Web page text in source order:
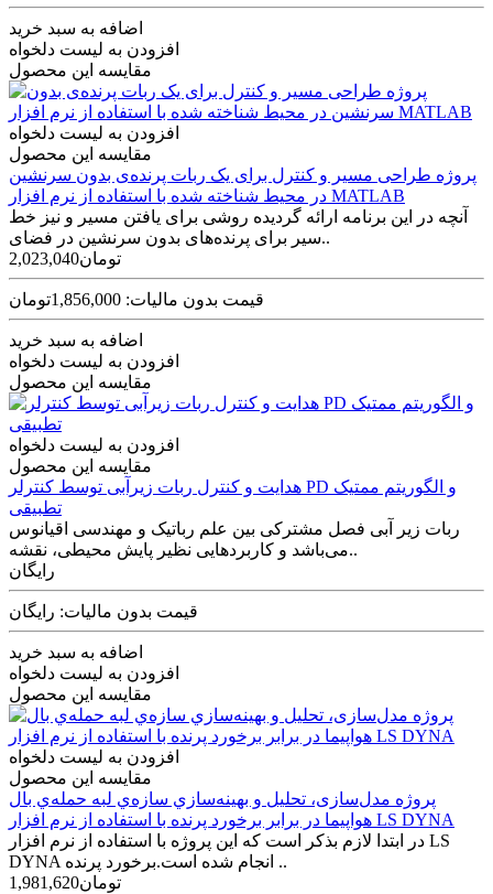
اضافه به سبد خرید
افزودن به لیست دلخواه
مقایسه این محصول
افزودن به لیست دلخواه
مقایسه این محصول
پروژه طراحی مسیر و کنترل برای یک ربات پرنده‌ی بدون سرنشین
در محیط شناخته شده با استفاده از نرم افزار MATLAB
آنچه در این برنامه ارائه گردیده روشی برای یافتن مسیر و نیز خط
سیر برای پرنده‌های بدون سرنشین در فضای..
2,023,040تومان
قیمت بدون مالیات: 1,856,000تومان
اضافه به سبد خرید
افزودن به لیست دلخواه
مقایسه این محصول
افزودن به لیست دلخواه
مقایسه این محصول
هدایت و کنترل ربات زیرآبی توسط کنترلر PD و الگوریتم ممتیک
تطبیقی
ربات زیر آبی فصل مشترکی بین علم رباتیک و مهندسی اقیانوس
می‌باشد و کاربردهایی نظیر پایش محیطی،‌ نقشه‌..
رایگان
قیمت بدون مالیات: رایگان
اضافه به سبد خرید
افزودن به لیست دلخواه
مقایسه این محصول
افزودن به لیست دلخواه
مقایسه این محصول
پروژه مدل‌سازی، تحلیل و بهينه‌سازي سازه‌ي لبه حمله‌ي بال
هواپیما در برابر برخورد پرنده با استفاده از نرم افزار LS DYNA
در ابتدا لازم بذکر است که این پروژه با استفاده از نرم افزار LS
DYNA انجام شده است.برخورد پرنده ..
1,981,620تومان